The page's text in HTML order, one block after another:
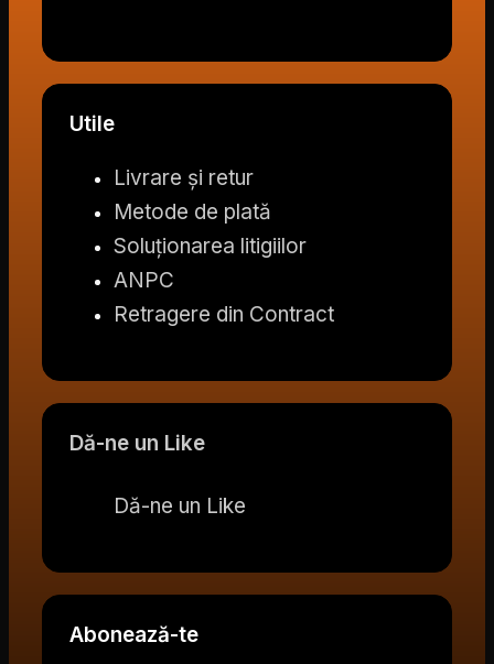
Utile
Livrare și retur
Metode de plată
Soluționarea litigiilor
ANPC
Retragere din Contract
Dă-ne un Like
Dă-ne un Like
Abonează-te